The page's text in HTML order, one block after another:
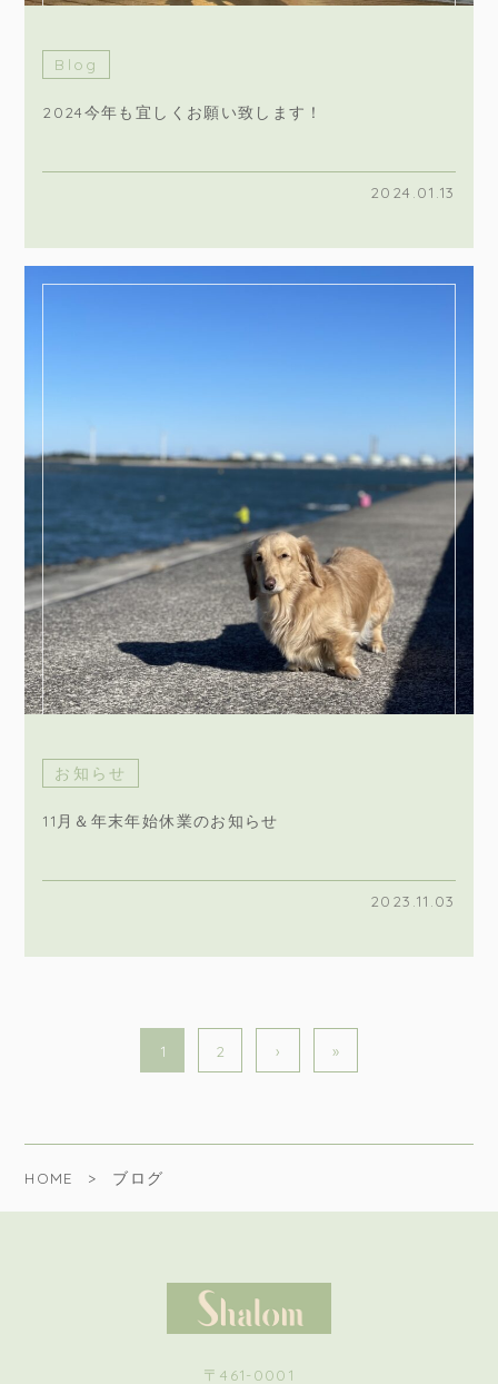
Blog
2024今年も宜しくお願い致します！
2024.01.13
お知らせ
11月＆年末年始休業のお知らせ
2023.11.03
1 2 › »
HOME ブログ
〒461-0001